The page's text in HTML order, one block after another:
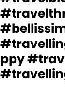
ppy